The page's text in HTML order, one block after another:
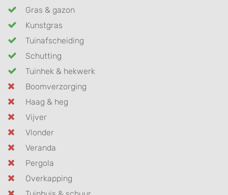
Gras & gazon
Kunstgras
Tuinafscheiding
Schutting
Tuinhek & hekwerk
Boomverzorging
Haag & heg
Vijver
Vlonder
Veranda
Pergola
Overkapping